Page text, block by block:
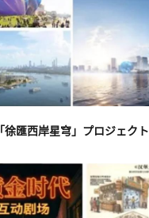
「徐匯西岸星穹」プロジェクト